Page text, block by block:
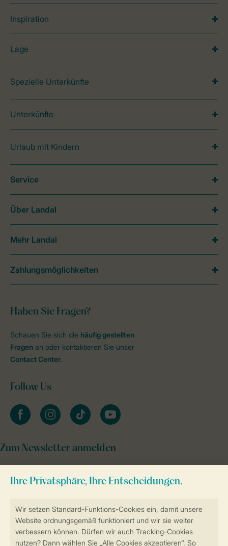
Sicher und schnell zur Online-Buchung
Inspiration
Lage
Spezielle Unterkünfte
Unterkünfte
Urlaub mit Kindern
Haben Sie Fragen?
Schauen Sie sich die häufig gestellten
Fragen an oder kontaktieren Sie unser
Contact Center.
Follow Us
facebookinstagramtiktok youtube
Zum Newsletter anmelden
Service
Über Landal
Mehr Landal
Zahlungsmöglichkeiten